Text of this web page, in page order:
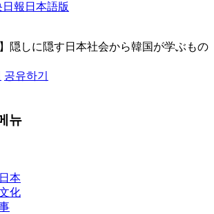
日報日本語版
隠しに隠す日本社会から韓国が学ぶもの
공유하기
뉴
本
化